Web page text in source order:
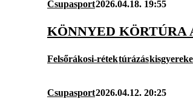
Csupasport2026.04.18. 19:55
KÖNNYED KÖRTÚRA
Felsőrákosi-rétektúrázás
Csupasport2026.04.12. 20:25